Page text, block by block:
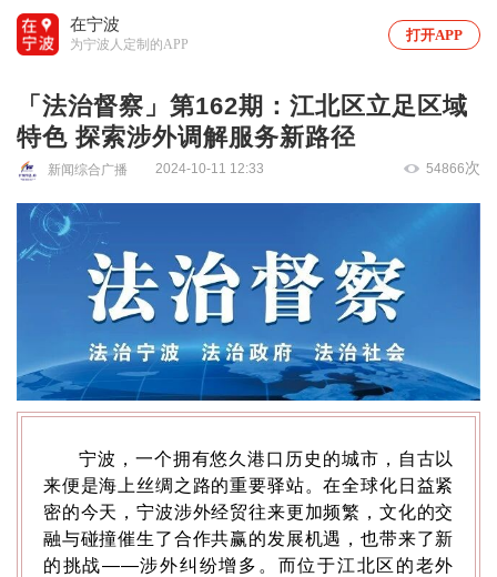
「法治督察」第162期：江北区立足区域
特色 探索涉外调解服务新路径
新闻综合广播 2024-10-11 12:33 54866次
宁波，一个拥有悠久港口历史的城市，自古以
来便是海上丝绸之路的重要驿站。在全球化日益紧
密的今天，宁波涉外经贸往来更加频繁，文化的交
融与碰撞催生了合作共赢的发展机遇，也带来了新
的挑战——涉外纠纷增多。而位于江北区的老外
在宁波
为宁波人定制的APP
打开APP